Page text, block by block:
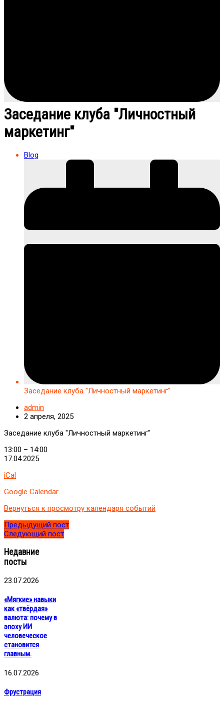
Заседание клуба "Личностный
маркетинг"
Blog
Заседание клуба "Личностный маркетинг"
admin
2 апреля, 2025
Заседание клуба "Личностный маркетинг"
13:00 – 14:00
17.04.2025
iCal
Google Calendar
Вернуться к просмотру календаря событий
Предыдущий пост
Следующий пост
Недавние
посты
23.07.2026
«Мягкие» навыки
как «твёрдая»
валюта: почему в
эпоху ИИ
человеческое
становится
главным.
16.07.2026
Фрустрация